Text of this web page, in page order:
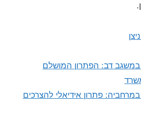
במשגב דב: הפתרון המושלם
במרחביה: פתרון אידיאלי להצרכים